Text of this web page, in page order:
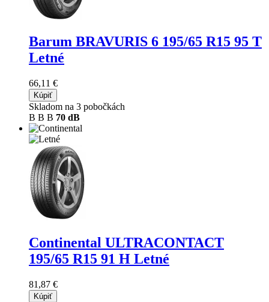
Barum BRAVURIS 6 195/65 R15 95 T
Letné
66,11 €
Kúpiť
Skladom na 3 pobočkách
B B B 70 dB
Continental ULTRACONTACT
195/65 R15 91 H Letné
81,87 €
Kúpiť